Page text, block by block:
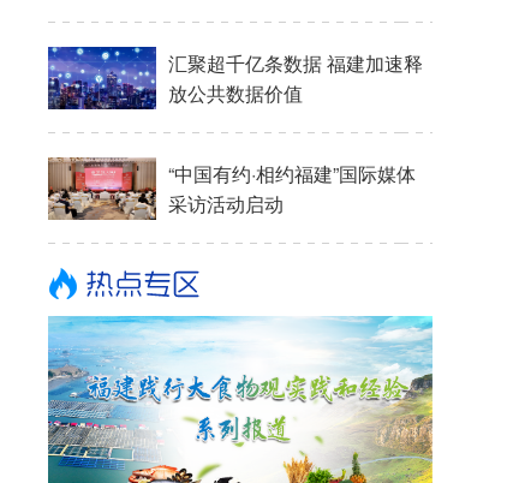
汇聚超千亿条数据 福建加速释
放公共数据价值
“中国有约·相约福建”国际媒体
采访活动启动